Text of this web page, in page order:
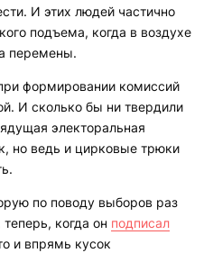
И этих людей частично
подъема, когда в воздухе
перемены.
формировании комиссий
И сколько бы ни твердили
электоральная
но ведь и цирковые трюки
по поводу выборов раз
когда он подписал
и впрямь кусок